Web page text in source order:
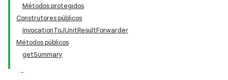
Métodos protegidos
Construtores públicos
InvocationToJUnitResultForwarder
Métodos públicos
getSummary